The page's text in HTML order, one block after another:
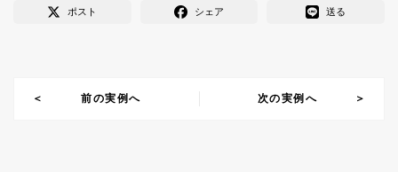
ポスト シェア 送る
前の実例へ 次の実例へ